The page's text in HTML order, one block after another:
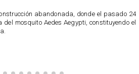
abandonada, donde el pasado 24
mosquito Aedes Aegypti, constituyendo el